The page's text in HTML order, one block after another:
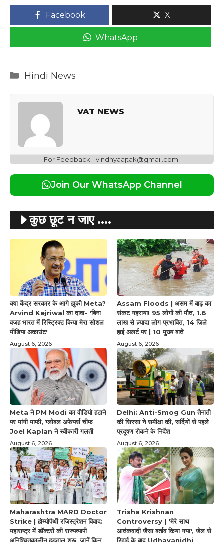
Facebook X
WhatsApp
Categories
Hindi News
VAT NEWS
For Feedback - vindhyaajtak@gmail.com
Join Our WhatsApp Channel
कुछ छूट न जाए ....
क्या केंद्र सरकार के आगे झुकी Meta?
Arvind Kejriwal का दावा- 'बिना
वजह भारत में रिस्ट्रिक्ट किया मेरा सोशल
मीडिया अकाउंट'
August 6, 2026
Assam Floods | असम में बाढ़ का
संकट गहराया! 95 लोगों की मौत, 1.6
लाख से ज़्यादा लोग प्रभावित, 14 ज़िले
हाई अलर्ट पर | 10 मुख्य बातें
August 6, 2026
Meta ने PM Modi का वीडियो हटाने
पर मांगी माफी, ग्लोबल अफेयर्स चीफ
Joel Kaplan ने स्वीकारी गलती
August 6, 2026
Delhi: Anti-Smog Gun तैनाती
की सिरसा ने समीक्षा की, सर्दियों से पहले
प्रदूषण रोकने के निर्देश
August 6, 2026
Maharashtra MARD Doctor
Strike | होम्योपैथी रजिस्ट्रेशन विवाद:
महाराष्ट्र में डॉक्टरों की राज्यव्यापी
अनिश्चितकालीन हड़ताल शुरू, जानें किन
Trisha Krishnan
Controversy | 'मेरे साथ
आतंकवादी जैसा बर्ताव किया गया', जेल से
रिहाई के बाद Udhayanidhi